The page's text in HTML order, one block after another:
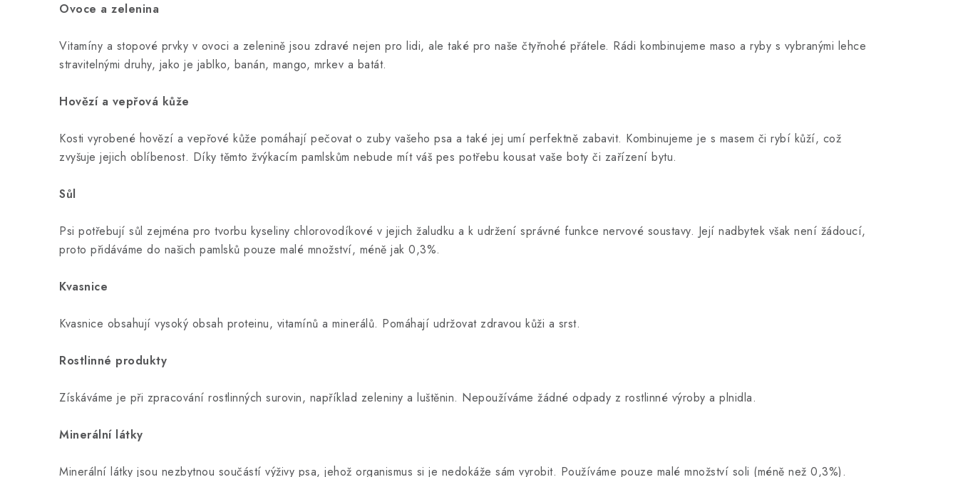
Ovoce a zelenina
Vitamíny a stopové prvky v ovoci a zelenině jsou zdravé nejen pro lidi, ale také pro naše čtyřnohé přátele. Rádi kombinujeme maso a ryby s vybranými lehce
stravitelnými druhy, jako je jablko, banán, mango, mrkev a batát.
Hovězí a vepřová kůže
Kosti vyrobené hovězí a vepřové kůže pomáhají pečovat o zuby vašeho psa a také jej umí perfektně zabavit. Kombinujeme je s masem či rybí kůží, což
zvyšuje jejich oblíbenost. Díky těmto žvýkacím pamlskům nebude mít váš pes potřebu kousat vaše boty či zařízení bytu.
Sůl
Psi potřebují sůl zejména pro tvorbu kyseliny chlorovodíkové v jejich žaludku a k udržení správné funkce nervové soustavy. Její nadbytek však není žádoucí,
proto přidáváme do našich pamlsků pouze malé množství, méně jak 0,3%.
Kvasnice
Kvasnice obsahují vysoký obsah proteinu, vitamínů a minerálů. Pomáhají udržovat zdravou kůži a srst.
Rostlinné produkty
Získáváme je při zpracování rostlinných surovin, například zeleniny a luštěnin. Nepoužíváme žádné odpady z rostlinné výroby a plnidla.
Minerální látky
Minerální látky jsou nezbytnou součástí výživy psa, jehož organismus si je nedokáže sám vyrobit. Používáme pouze malé množství soli (méně než 0,3%).